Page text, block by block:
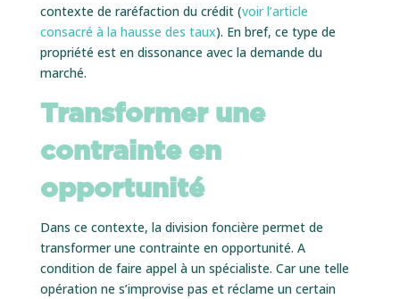
contexte de raréfaction du crédit (voir l’article
consacré à la hausse des taux). En bref, ce type de
propriété est en dissonance avec la demande du
marché.
Transformer une
contrainte en
opportunité
Dans ce contexte, la division foncière permet de
transformer une contrainte en opportunité. A
condition de faire appel à un spécialiste. Car une telle
opération ne s’improvise pas et réclame un certain